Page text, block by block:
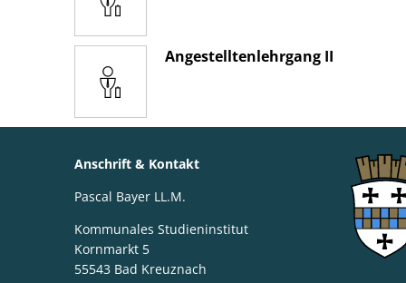
Angestelltenlehrgang II
Anschrift & Kontakt
Pascal Bayer LL.M.
Kommunales Studieninstitut
Kornmarkt 5
55543 Bad Kreuznach